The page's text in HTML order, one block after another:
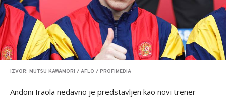
IZVOR: MUTSU KAWAMORI / AFLO / PROFIMEDIA
Andoni Iraola nedavno je predstavljen kao novi trener